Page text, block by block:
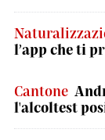
l’app che ti
Cantone
l'alcoltest